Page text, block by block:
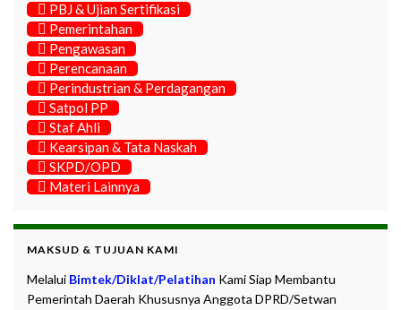
PBJ & Ujian Sertifikasi
Pemerintahan
Pengawasan
Perencanaan
Perindustrian & Perdagangan
Satpol PP
Staf Ahli
Kearsipan & Tata Naskah
SKPD/OPD
Materi Lainnya
MAKSUD & TUJUAN KAMI
Melalui Bimtek/Diklat/Pelatihan Kami Siap Membantu
Pemerintah Daerah Khususnya Anggota DPRD/Setwan